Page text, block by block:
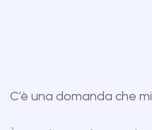
C’è una domanda che